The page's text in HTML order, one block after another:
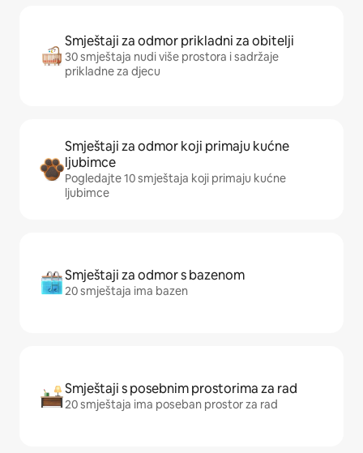
Smještaji za odmor prikladni za obitelji
30 smještaja nudi više prostora i sadržaje
prikladne za djecu
Smještaji za odmor koji primaju kućne
ljubimce
Pogledajte 10 smještaja koji primaju kućne
ljubimce
Smještaji za odmor s bazenom
20 smještaja ima bazen
Smještaji s posebnim prostorima za rad
20 smještaja ima poseban prostor za rad